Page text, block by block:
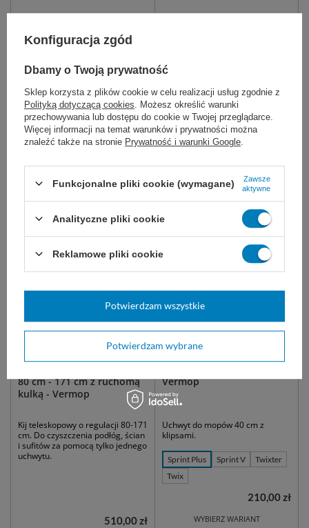
NIEDOSTĘPNY
Kij aluminiowy
eloksalowany 1400 mm.
Kij aluminiowy eloksalowany 1400
mm antracytowy/żółty.
NIEDOSTĘPNY
Kij Scandic - teleskopowy
1000-1700 mm z ruchomą
Kij teleskopowy 100-170 cm z
ruchomą kulką.
310,00 zł
80 cm - 171 cm z ruchomą
kulką - Vermop
Kij teleskopowy o regulacji 80-171
cm. Do czyszczenia podłóg, ścian
i sufitów za pomocą tylko jednego
uchwytu.
510,00 zł
NIEDOSTĘPNY
Vermop
Uchwyt do mopów 40 cm z
klipsami.
Sprint Plus Sprint V
Twixter
Twix
WYBIERZ WARIANT
210,00 zł
Konfiguracja zgód
Dbamy o Twoją prywatność
Sklep korzysta z plików cookie w celu realizacji usług zgodnie z
Polityką dotyczącą cookies . Możesz określić warunki
przechowywania lub dostępu do cookie w Twojej przeglądarce.
Więcej informacji na temat warunków i prywatności można
znaleźć także na stronie Prywatność i warunki Google
Funkcjonalne pliki cookie (wymagane)
Zawsze
aktywne
Analityczne pliki cookie
Reklamowe pliki cookie
Potwierdzam wybrane
Potwierdzam wszystkie